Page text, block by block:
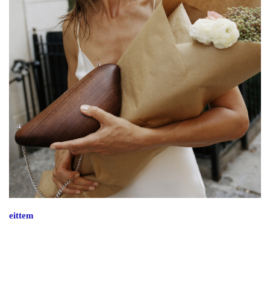
eittem